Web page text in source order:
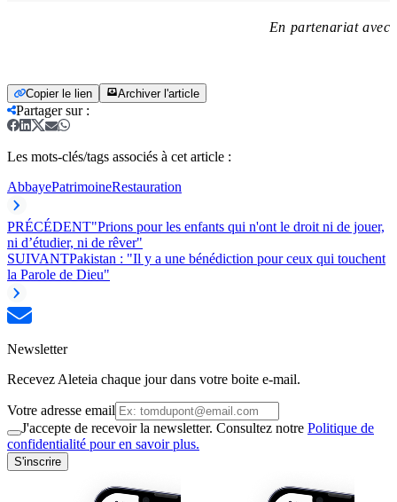
En partenariat avec
Copier le lien Archiver l'article
Partager sur:
Les mots-clés/tags associés à cet article :
AbbayePatrimoineRestauration
PRÉCÉDENT"Prions pour les enfants qui n'ont le droit ni de jouer,
ni d’étudier, ni de rêver"
SUIVANTPakistan : "Il y a une bénédiction pour ceux qui touchent
la Parole de Dieu"
Newsletter
Recevez Aleteia chaque jour dans votre boite e-mail.
Votre adresse email
J'accepte de recevoir la newsletter. Consultez notre Politique de
confidentialité pour en savoir plus.
S'inscrire